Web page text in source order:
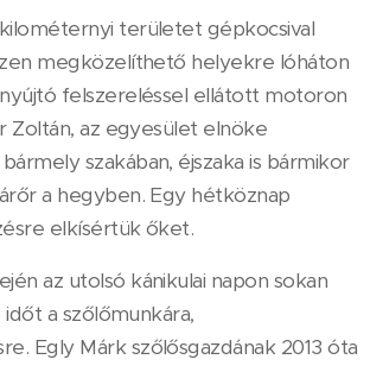
területet gépkocsival
megközelíthető helyekre lóháton
felszereléssel ellátott motoron
Zoltán, az egyesület elnöke
szakában, éjszaka is bármikor
a hegyben. Egy hétköznap
elkísértük őket.
az utolsó kánikulai napon sokan
időt a szőlőmunkára,
Egly Márk szőlősgazdának 2013 óta